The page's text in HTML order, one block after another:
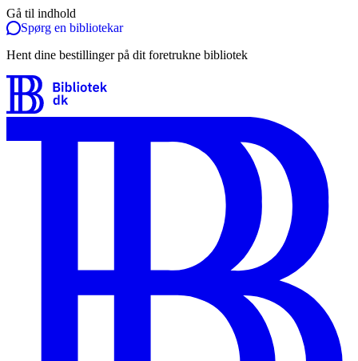
Gå til indhold
Spørg en bibliotekar
Hent dine bestillinger på dit foretrukne bibliotek